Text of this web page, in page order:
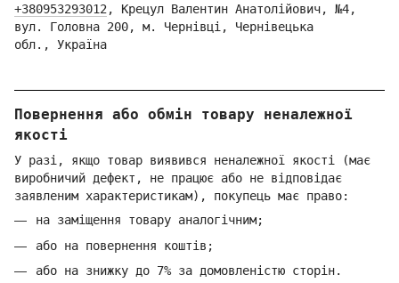
+380953293012 , Крецул Валентин Анатолійович, №4,
вул. Головна 200, м. Чернівці, Чернівецька
обл., Україна
Повернення або обмін товару неналежної
якості
У разі, якщо товар виявився неналежної якості (має
виробничий дефект, не працює або не відповідає
заявленим характеристикам), покупець має право:
на заміщення товару аналогічним;
або на повернення коштів;
або на знижку до 7% за домовленістю сторін.